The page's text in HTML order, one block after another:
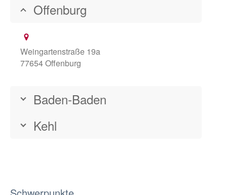
Offenburg
Weingartenstraße 19a
77654 Offenburg
Baden-Baden
Kehl